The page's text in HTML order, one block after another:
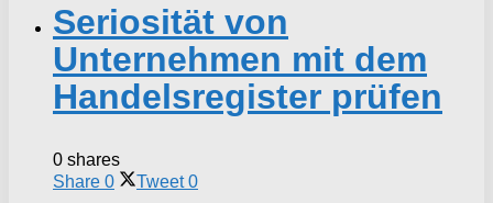
Seriosität von
Unternehmen mit dem
Handelsregister prüfen
0 shares
Share 0 Tweet 0